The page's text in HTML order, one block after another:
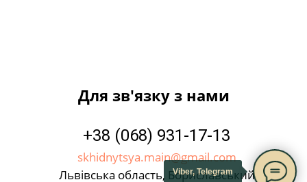
Для зв'язку з нами
+38 (068) 931-17-13
skhidnytsya.main@gmail.com
Львівська область, Бориславський
Viber, Telegram